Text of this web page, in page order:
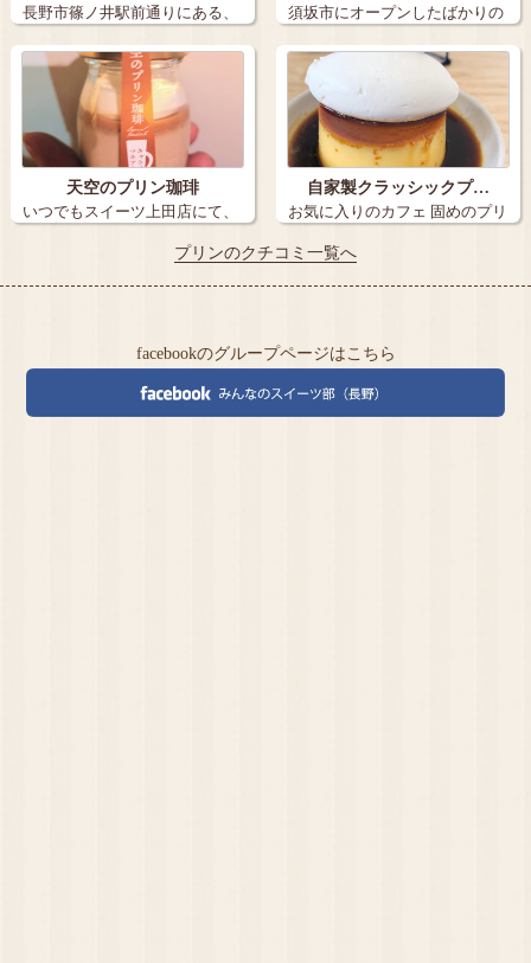
長野市篠ノ井駅前通りにある、
マツキの土鍋…
須坂市にオープンしたばかりの
「おやつと喫…
天空のプリン珈琲
いつでもスイーツ上田店にて、
自家製クラッシックプ…
お気に入りのカフェ 固めのプリ
ンが好き…
プリンのクチコミ一覧へ
facebookのグループページはこちら